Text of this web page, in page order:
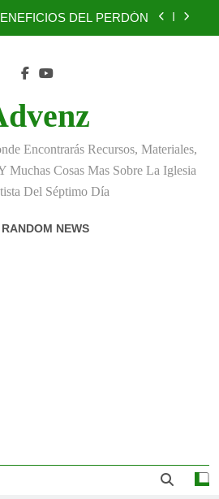
DEL PERDÓN
MONTES Y LLANURAS
REINO DE LOS CIELOS
Encontrarás Recursos, Materiales,
Muchas Cosas Mas Sobre La Iglesia
Del Séptimo Día
RANDOM NEWS